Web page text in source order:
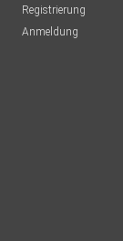
Registrierung
Anmeldung